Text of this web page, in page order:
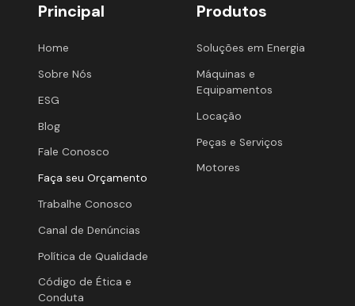
Principal
Home
Sobre Nós
ESG
Blog
Fale Conosco
Faça seu Orçamento
Trabalhe Conosco
Canal de Denúncias
Política de Qualidade
Código de Ética e
Conduta
Produtos
Soluções em Energia
Máquinas e
Equipamentos
Locação
Peças e Serviços
Motores